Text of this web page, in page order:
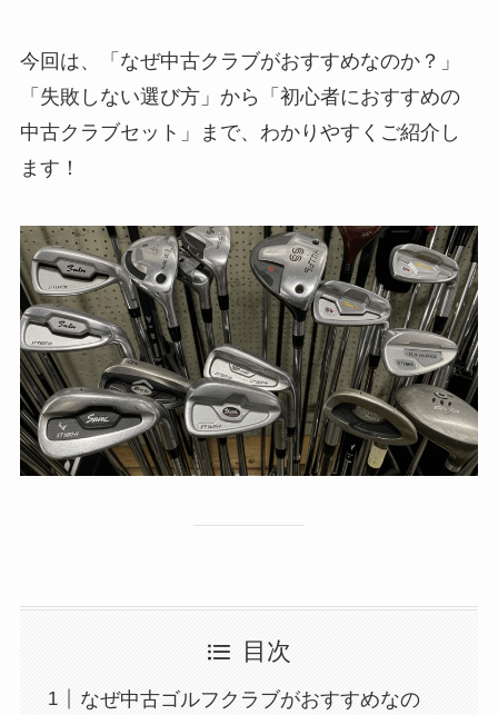
今回は、「なぜ中古クラブがおすすめなのか？」
「失敗しない選び方」から「初心者におすすめの
中古クラブセット」まで、わかりやすくご紹介し
ます！
目次
なぜ中古ゴルフクラブがおすすめなの